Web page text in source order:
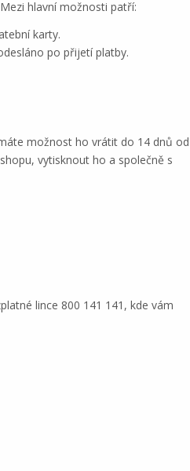
hlavní možnosti patří:
karty.
po přijetí platby.
možnost ho vrátit do 14 dnů od
vytisknout ho a společně s
lince 800 141 141, kde vám